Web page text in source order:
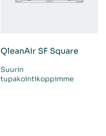
QleanAir SF Square
Suurin
tupakointikoppimme